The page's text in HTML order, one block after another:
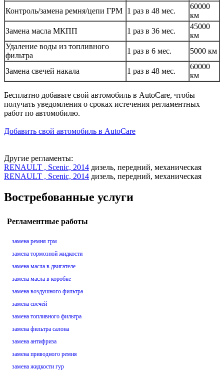
Контроль/замена ремня/цепи ГРМ 1 раз в 48 мес.
60000
км
Замена масла МКПП
1 раз в 36 мес.
45000
км
Удаление воды из топливного
фильтра
1 раз в 6 мес. 5000 км
Замена свечей накала 1 раз в 48 мес.
60000
км
Бесплатно добавьте свой автомобиль в AutoCare, чтобы
получать уведомления о сроках истечения регламентных
работ по автомобилю.
Добавить свой автомобиль в AutoCare
Другие регламенты:
RENAULT , Scenic, 2014 дизель, передний, механическая
RENAULT , Scenic, 2014 дизель, передний, механическая
Востребованные услуги
Регламентные работы
замена ремня грм
замена тормозной жидкости
замена масла в двигателе
замена масла в коробке
замена воздушного фильтра
замена свечей
замена топливного фильтра
замена фильтра салона
замена антифриза
замена приводного ремня
замена жидкости гур